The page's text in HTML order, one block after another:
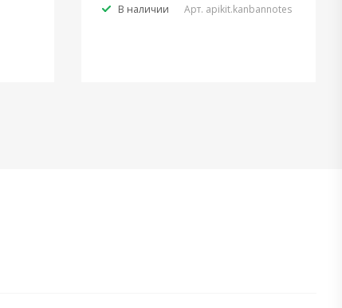
В наличии Арт. apikit.kanbannotes